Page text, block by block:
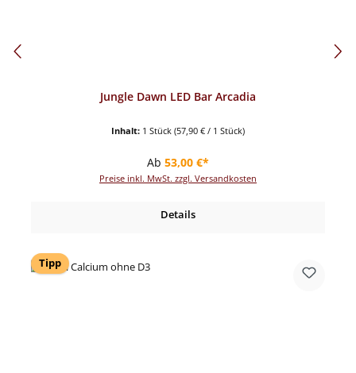
Jungle Dawn LED Bar Arcadia
Inhalt: 1 Stück (57,90 € / 1 Stück)
Regulärer Preis:
Ab 53,00 €*
Preise inkl. MwSt. zzgl. Versandkosten
Details
Tipp